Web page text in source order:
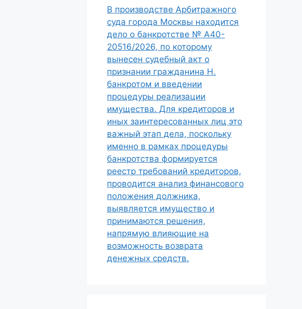
В производстве Арбитражного
суда города Москвы находится
дело о банкротстве № А40-
20516/2026, по которому
вынесен судебный акт о
признании гражданина Н.
банкротом и введении
процедуры реализации
имущества. Для кредиторов и
иных заинтересованных лиц это
важный этап дела, поскольку
именно в рамках процедуры
банкротства формируется
реестр требований кредиторов,
проводится анализ финансового
положения должника,
выявляется имущество и
принимаются решения,
напрямую влияющие на
возможность возврата
денежных средств.